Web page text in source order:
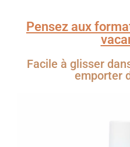
Pensez aux
Facile à glisser
emporter